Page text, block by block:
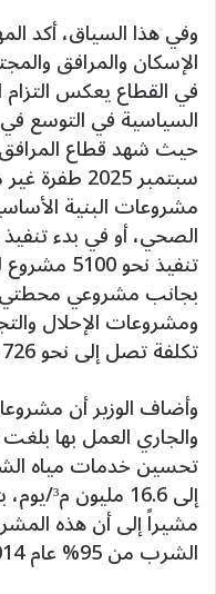
وفي هذا السياق، أكد
الإسكان والمرافق
في القطاع يعكس التزام
السياسية في التوسع
سبتمبر
مشروعات البنية
الصحي، أو في بدء
تنفيذ
بجانب مشروعي محطتي
ومشروعات الإحلال
تكلفة تصل إلى نحو 726 مليار جنيه.
وأضاف الوزير أن
تحسين خدمات مياه
مشيراً إلى أن هذه
الشرب من 95% عام 2014 إلى 99% عام 2025.